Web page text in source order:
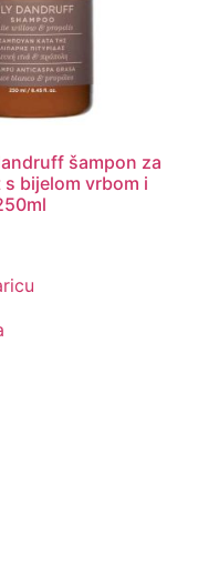
šampon za
bijelom vrbom i